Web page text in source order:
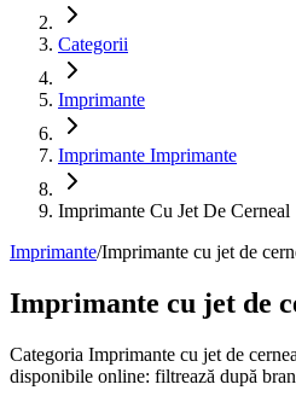
Categorii
Imprimante
Imprimante Imprimante
Imprimante Cu Jet De Cerneal
Imprimante/Imprimante cu jet de
Imprimante cu jet de
Categoria Imprimante cu jet de
disponibile online: filtrează după